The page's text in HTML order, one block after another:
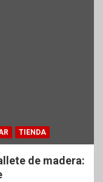
TIENDA
de madera: